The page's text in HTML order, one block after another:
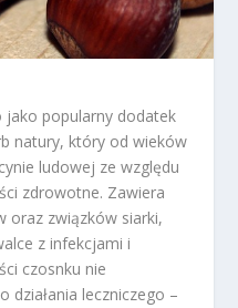
jako popularny dodatek
natury, który od wieków
ludowej ze względu
zdrowotne. Zawiera
oraz związków siarki,
z infekcjami i
czosnku nie
działania leczniczego –